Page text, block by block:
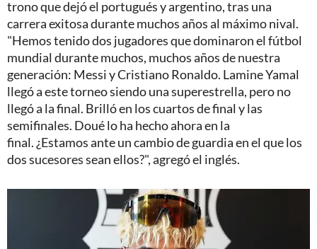
trono que dejó el portugués y argentino, tras una
carrera exitosa durante muchos años al máximo nival.
"Hemos tenido dos jugadores que dominaron el fútbol
mundial durante muchos, muchos años de nuestra
generación: Messi y Cristiano Ronaldo. Lamine Yamal
llegó a este torneo siendo una superestrella, pero no
llegó a la final. Brilló en los cuartos de final y las
semifinales. Doué lo ha hecho ahora en la
final. ¿Estamos ante un cambio de guardia en el que los
dos sucesores sean ellos?", agregó el inglés.